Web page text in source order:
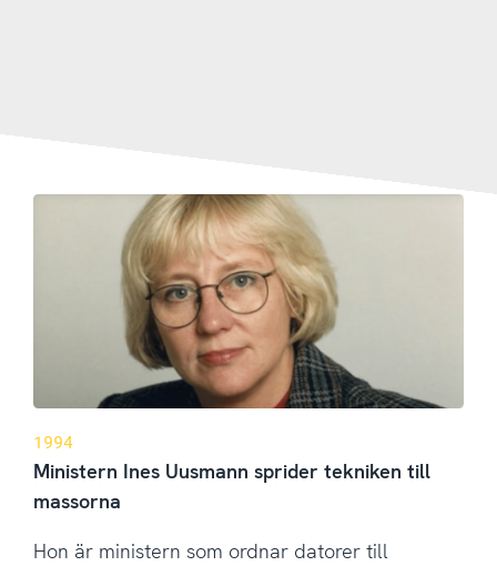
1994
Ministern Ines Uusmann sprider tekniken till
massorna
Hon är ministern som ordnar datorer till